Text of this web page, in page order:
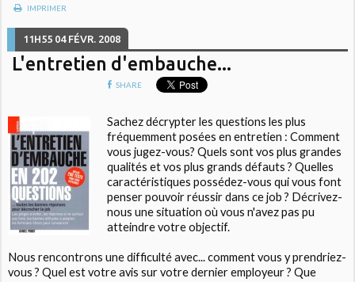
IMPRIMER
11H55 04 FÉVR. 2008
L'entretien d'embauche...
SHARE
Sachez décrypter les questions les plus
fréquemment posées en entretien : Comment
vous jugez-vous? Quels sont vos plus grandes
qualités et vos plus grands défauts ? Quelles
caractéristiques possédez-vous qui vous font
penser pouvoir réussir dans ce job ? Décrivez-
nous une situation où vous n'avez pas pu
atteindre votre objectif.
Nous rencontrons une difficulté avec... comment vous y prendriez-
vous ? Quel est votre avis sur votre dernier employeur ? Que